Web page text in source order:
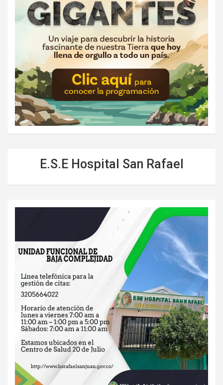
E.S.E Hospital San Rafael